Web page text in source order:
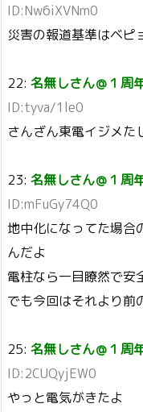
ID:Nw6iXVNm0
災害の報道基準はベピ
22: 名無しさん＠１周
ID:tyva/1le0
さんざん東電イジメた
23: 名無しさん＠１周
ID:mFuGy74Q0
地中化になってた場合
んだよ
電柱なら一目瞭然で安
でも今回はそれより前
25: 名無しさん＠１周
ID:2CUQyjEW0
やっと電気がきたよ